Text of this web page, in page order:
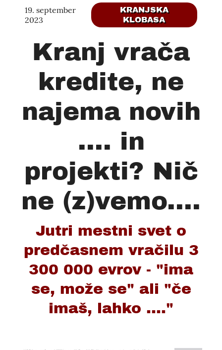
19. september
2023
KRANJSKA
KLOBASA
Kranj vrača
kredite, ne
najema novih
.... in
projekti? Nič
ne (z)vemo....
Jutri mestni svet o
predčasnem vračilu 3
300 000 evrov - "ima
se, može se" ali "če
imaš, lahko ...."